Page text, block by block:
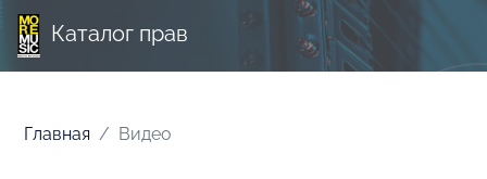
Каталог прав
Главная Видео